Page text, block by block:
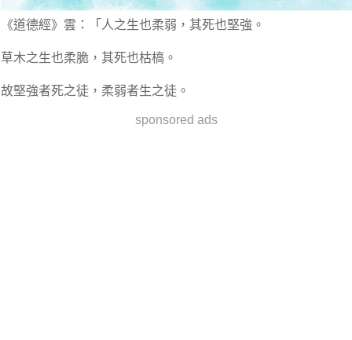
《道德經》雲：「人之生也柔弱，其死也堅強。
草木之生也柔脆，其死也枯槁。
故堅強者死之徒，柔弱者生之徒。
sponsored ads